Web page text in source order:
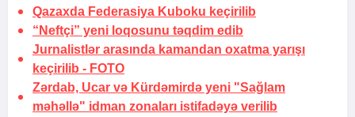
Qazaxda Federasiya Kuboku keçirilib
“Neftçi” yeni loqosunu təqdim edib
Jurnalistlər arasında kamandan oxatma yarışı
keçirilib - FOTO
Zərdab, Ucar və Kürdəmirdə yeni "Sağlam
məhəllə" idman zonaları istifadəyə verilib